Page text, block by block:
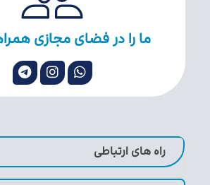
ما را در فضای مجازی
راه های ارتباطی